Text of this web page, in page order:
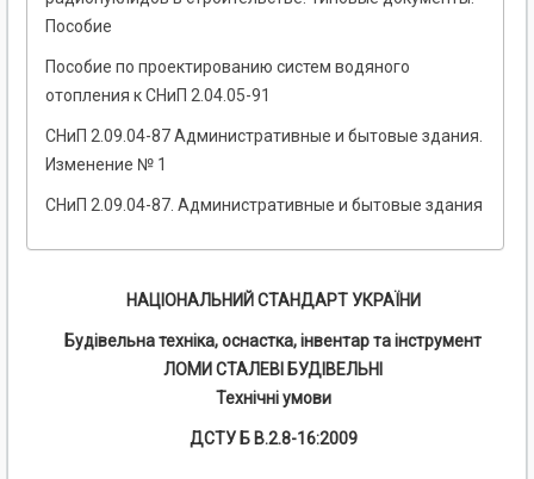
Пособие
Пособие по проектированию систем водяного
отопления к СНиП 2.04.05-91
СНиП 2.09.04-87 Административные и бытовые здания.
Изменение № 1
СНиП 2.09.04-87. Административные и бытовые здания
НАЦІОНАЛЬНИЙ СТАНДАРТ УКРАЇНИ
Будівельна техніка, оснастка, інвентар та інструмент
ЛОМИ СТАЛЕВІ БУДІВЕЛЬНІ
Технічні умови
ДСТУ Б В.2.8-16:2009